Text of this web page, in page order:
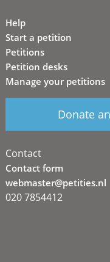
Help
Start a petition
Petitions
Petition desks
Manage your petitions
Donate
Contact
Contact form
webmaster@petities.nl
020 7854412